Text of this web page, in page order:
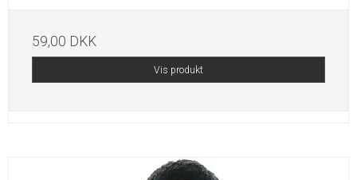
59,00 DKK
Vis produkt